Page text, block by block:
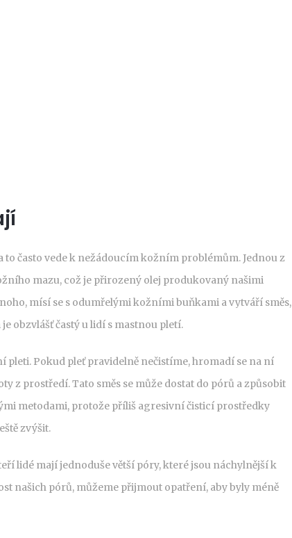
to často vede k nežádoucím kožním problémům. Jednou z
mazu, což je přirozený olej produkovaný našimi
mísí se s odumřelými kožními buňkami a vytváří směs,
obzvlášť častý u lidí s mastnou pletí.
pleti. Pokud pleť pravidelně nečistíme, hromadí se na ní
z prostředí. Tato směs se může dostat do pórů a způsobit
metodami, protože příliš agresivní čisticí prostředky
zvýšit.
lidé mají jednoduše větší póry, které jsou náchylnější k
našich pórů, můžeme přijmout opatření, aby byly méně